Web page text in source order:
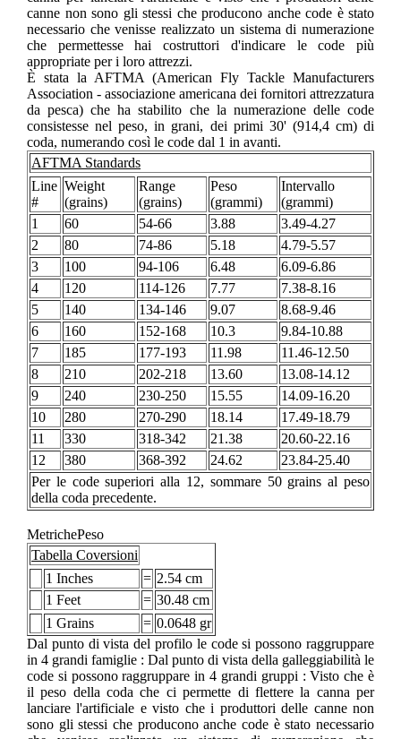
canne non sono gli stessi che producono anche code è stato
necessario che venisse realizzato un sistema di numerazione
che permettesse hai costruttori d'indicare le code più
appropriate per i loro attrezzi.
È stata la AFTMA (American Fly Tackle Manufacturers
Association - associazione americana dei fornitori attrezzatura
da pesca) che ha stabilito che la numerazione delle code
consistesse nel peso, in grani, dei primi 30' (914,4 cm) di
coda, numerando così le code dal 1 in avanti.
AFTMA Standards
Line
#
Weight
(grains)
Range
(grains)
Peso
(grammi)
Intervallo
(grammi)
1
60 54-66 3.88
3.49-4.27
2
80 74-86 5.18
4.79-5.57
3
100 94-106 6.48
6.09-6.86
4
120 114-126 7.77
7.38-8.16
5
140 134-146 9.07
8.68-9.46
6
160 152-168 10.3
9.84-10.88
7
185 177-193 11.98
11.46-12.50
8
210 202-218 13.60
13.08-14.12
9
240 230-250 15.55
14.09-16.20
10
280 270-290 18.14
17.49-18.79
11
330 318-342 21.38
20.60-22.16
12
380 368-392 24.62
23.84-25.40
Per le code superiori alla 12, sommare 50 grains al peso
della coda precedente.
MetrichePeso
Tabella Coversioni
1 Inches
= 2.54 cm
1 Feet
= 30.48 cm
1 Grains
= 0.0648 gr
Dal punto di vista del profilo le code si possono raggruppare
in 4 grandi famiglie : Dal punto di vista della galleggiabilità le
code si possono raggruppare in 4 grandi gruppi : Visto che è
il peso della coda che ci permette di flettere la canna per
lanciare l'artificiale e visto che i produttori delle canne non
sono gli stessi che producono anche code è stato necessario